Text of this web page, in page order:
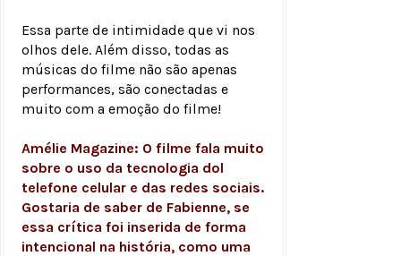
Essa parte de intimidade que vi nos
olhos dele. Além disso, todas as
músicas do filme não são apenas
performances, são conectadas e
muito com a emoção do filme!
Amélie Magazine: O filme fala muito
sobre o uso da tecnologia dol
telefone celular e das redes sociais.
Gostaria de saber de Fabienne, se
essa crítica foi inserida de forma
intencional na história, como uma